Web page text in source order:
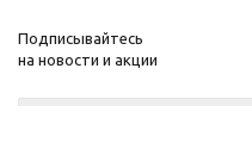
Подписывайтесь
на новости и акции